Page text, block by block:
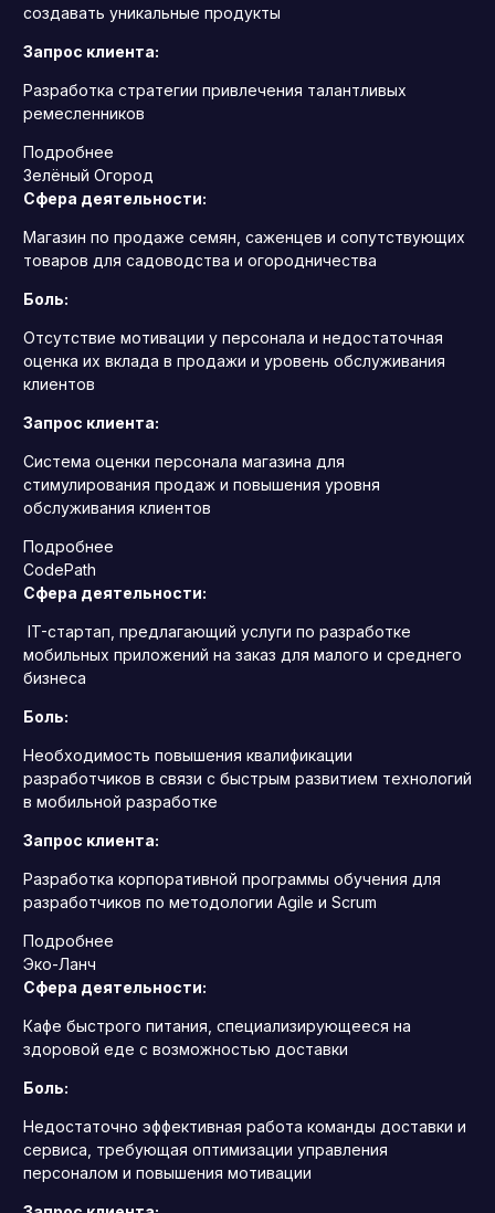
создавать уникальные продукты
Запрос клиента:
Разработка стратегии привлечения талантливых
ремесленников
Подробнее
Зелёный Огород
Сфера деятельности:
Магазин по продаже семян, саженцев и сопутствующих
товаров для садоводства и огородничества
Боль:
Отсутствие мотивации у персонала и недостаточная
оценка их вклада в продажи и уровень обслуживания
клиентов
Запрос клиента:
Система оценки персонала магазина для
стимулирования продаж и повышения уровня
обслуживания клиентов
Подробнее
CodePath
Сфера деятельности:
IT-стартап, предлагающий услуги по разработке
мобильных приложений на заказ для малого и среднего
бизнеса
Боль:
Необходимость повышения квалификации
разработчиков в связи с быстрым развитием технологий
в мобильной разработке
Запрос клиента:
Разработка корпоративной программы обучения для
разработчиков по методологии Agile и Scrum
Подробнее
Эко-Ланч
Сфера деятельности:
Кафе быстрого питания, специализирующееся на
здоровой еде с возможностью доставки
Боль:
Недостаточно эффективная работа команды доставки и
сервиса, требующая оптимизации управления
персоналом и повышения мотивации